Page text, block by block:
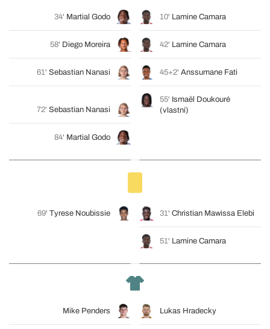
34' Martial Godo 10' Lamine Camara
58' Diego Moreira 42' Lamine Camara
61' Sebastian Nanasi 45+2' Anssumane Fati
72' Sebastian Nanasi
55' Ismaël Doukouré
(vlastní)
84' Martial Godo
69' Tyrese Noubissie 31' Christian Mawissa Elebi
51' Lamine Camara
Mike Penders Lukas Hradecky